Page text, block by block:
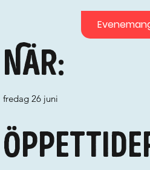
När:
fredag 26 juni